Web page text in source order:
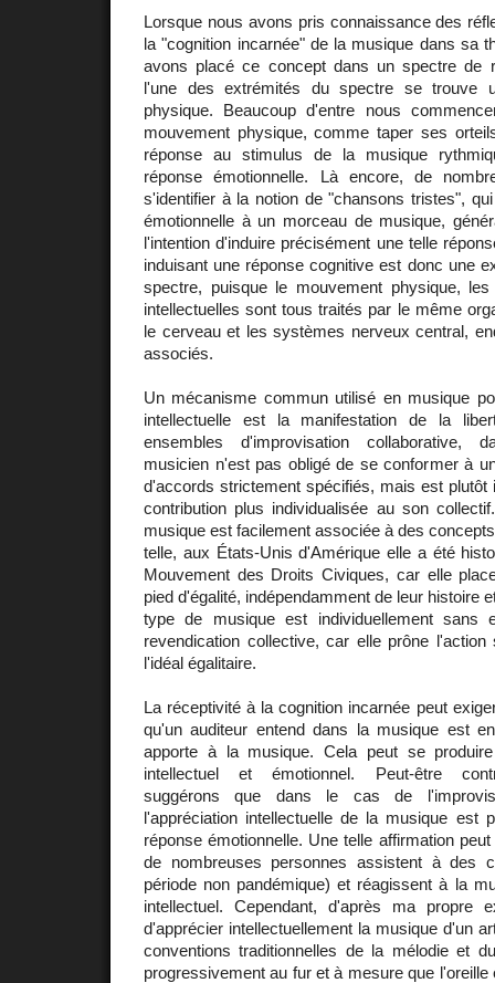
Lorsque nous avons pris connaissance des
la "cognition incarnée" de la musique dans sa
avons placé ce concept dans un spectre de
l'une des extrémités du spectre se trouve
physique. Beaucoup d'entre nous
mouvement physique, comme taper ses
réponse au stimulus de la musique
réponse émotionnelle. Là encore, de
s'identifier à la notion de "chansons tristes",
émotionnelle à un morceau de musique,
l'intention d'induire précisément une telle
induisant une réponse cognitive est donc une
spectre, puisque le mouvement physique,
intellectuelles sont tous traités par le même
le cerveau et les systèmes nerveux central,
associés.
Un mécanisme commun utilisé en musique
intellectuelle est la manifestation de la
ensembles d'improvisation collaborative,
musicien n'est pas obligé de se conformer à
d'accords strictement spécifiés, mais est plutôt
contribution plus individualisée au son
musique est facilement associée à des
telle, aux États-Unis d'Amérique elle a été
Mouvement des Droits Civiques, car elle
pied d'égalité, indépendamment de leur histoire
type de musique est individuellement sans
revendication collective, car elle prône
l'idéal égalitaire.
La réceptivité à la cognition incarnée peut
qu'un auditeur entend dans la musique est
apporte à la musique. Cela peut se
intellectuel et émotionnel. Peut-être
suggérons que dans le cas de
l'appréciation intellectuelle de la musique est
réponse émotionnelle. Une telle affirmation
de nombreuses personnes assistent à des
période non pandémique) et réagissent à la
intellectuel. Cependant, d'après ma propre
d'apprécier intellectuellement la musique d'un
conventions traditionnelles de la mélodie et
progressivement au fur et à mesure que